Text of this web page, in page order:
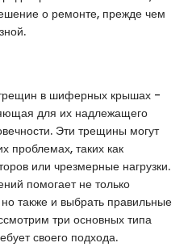
о ремонте, прежде чем
в шиферных крышах -
для их надлежащего
Эти трещины могут
проблемах, таких как
или чрезмерные нагрузки.
помогает не только
также и выбрать правильные
три основных типа
своего подхода.